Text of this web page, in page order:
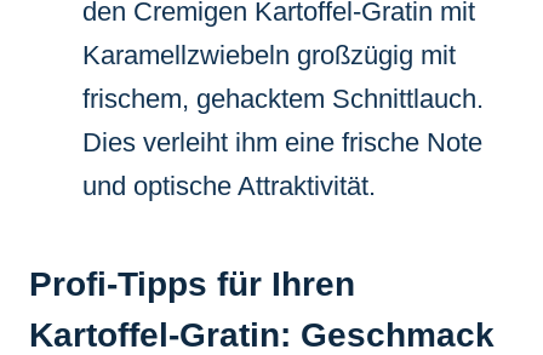
den Cremigen Kartoffel-Gratin mit
Karamellzwiebeln großzügig mit
frischem, gehacktem Schnittlauch.
Dies verleiht ihm eine frische Note
und optische Attraktivität.
Profi-Tipps für Ihren
Kartoffel-Gratin: Geschmack